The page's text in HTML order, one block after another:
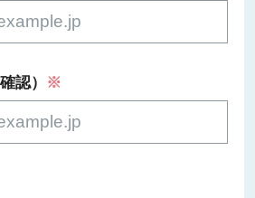
認） ※